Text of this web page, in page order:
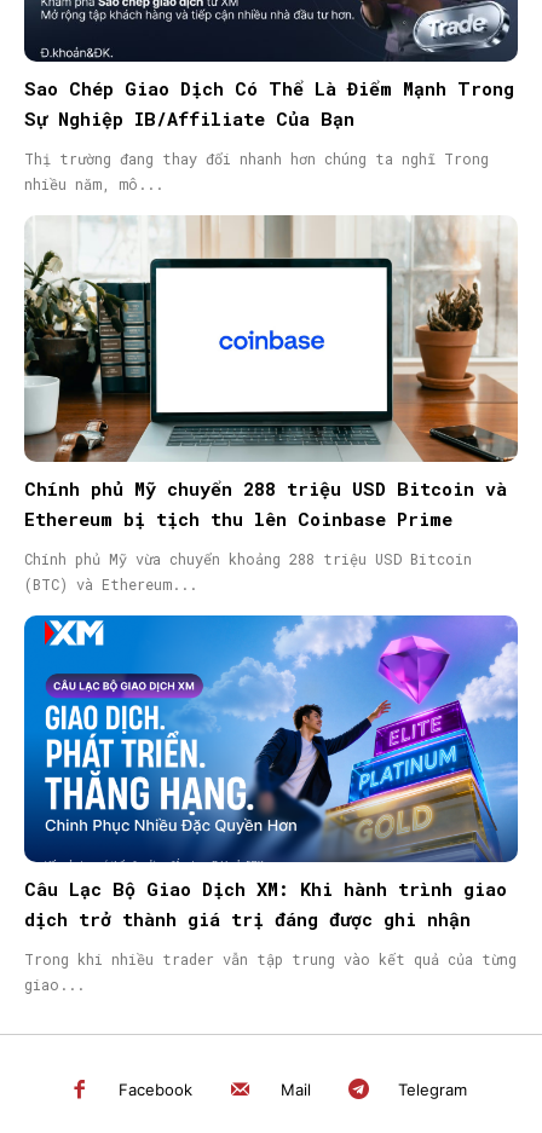
Sao Chép Giao Dịch Có Thể Là Điểm Mạnh Trong
Sự Nghiệp IB/Affiliate Của Bạn
Thị trường đang thay đổi nhanh hơn chúng ta nghĩ Trong
nhiều năm, mô...
Chính phủ Mỹ chuyển 288 triệu USD Bitcoin và
Ethereum bị tịch thu lên Coinbase Prime
Chính phủ Mỹ vừa chuyển khoảng 288 triệu USD Bitcoin
(BTC) và Ethereum...
Câu Lạc Bộ Giao Dịch XM: Khi hành trình giao
dịch trở thành giá trị đáng được ghi nhận
Trong khi nhiều trader vẫn tập trung vào kết quả của từng
giao...
Facebook Mail Telegram